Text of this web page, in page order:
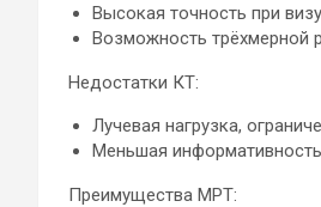
Высокая точность при
Возможность трёхмерной
Недостатки КТ:
Лучевая нагрузка,
Меньшая
Преимущества МРТ: